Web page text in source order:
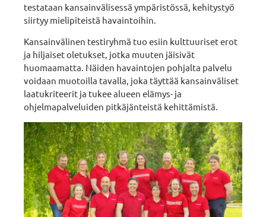
testataan kansainvälisessä ympäristössä, kehitystyö
siirtyy mielipiteistä havaintoihin.
Kansainvälinen testiryhmä tuo esiin kulttuuriset erot
ja hiljaiset oletukset, jotka muuten jäisivät
huomaamatta. Näiden havaintojen pohjalta palvelu
voidaan muotoilla tavalla, joka täyttää kansainväliset
laatukriteerit ja tukee alueen elämys- ja
ohjelmapalveluiden pitkäjänteistä kehittämistä.